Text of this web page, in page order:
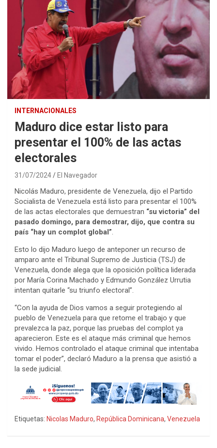
INTERNACIONALES
Maduro dice estar listo para
presentar el 100% de las actas
electorales
31/07/2024 El Navegador
Nicolás Maduro, presidente de Venezuela, dijo el Partido
Socialista de Venezuela está listo para presentar el 100%
de las actas electorales que demuestran “su victoria” del
pasado domingo, para demostrar, dijo, que contra su
país “hay un complot global”.
Esto lo dijo Maduro luego de anteponer un recurso de
amparo ante el Tribunal Supremo de Justicia (TSJ) de
Venezuela, donde alega que la oposición política liderada
por María Corina Machado y Edmundo González Urrutia
intentan quitarle “su triunfo electoral”.
“Con la ayuda de Dios vamos a seguir protegiendo al
pueblo de Venezuela para que retome el trabajo y que
prevalezca la paz, porque las pruebas del complot ya
aparecieron. Este es el ataque más criminal que hemos
vivido. Hemos controlado el ataque criminal que intentaba
tomar el poder”, declaró Maduro a la prensa que asistió a
la sede judicial.
Etiquetas: Nicolas Maduro, República Dominicana, Venezuela